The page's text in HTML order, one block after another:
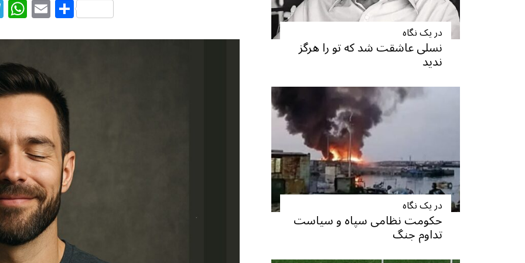
T
el
e
g
ra
m
W
h
at
s
A
p
p
E
m
ai
S
h
ar در یک نگاه
نسلی عاشقت شد که تو را هرگز
ندید
در یک نگاه
حکومت نظامی سپاه و سیاست
تداوم جنگ